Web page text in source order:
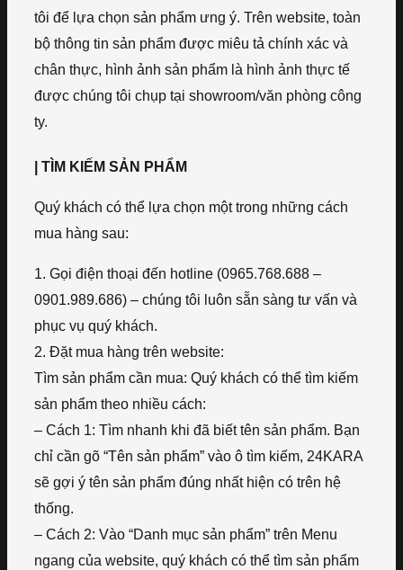
tôi để lựa chọn sản phẩm ưng ý. Trên website, toàn
bộ thông tin sản phẩm được miêu tả chính xác và
chân thực, hình ảnh sản phẩm là hình ảnh thực tế
được chúng tôi chụp tại showroom/văn phòng công
ty.
| TÌM KIẾM SẢN PHẨM
Quý khách có thể lựa chọn một trong những cách
mua hàng sau:
1. Gọi điện thoại đến hotline (0965.768.688 –
0901.989.686) – chúng tôi luôn sẵn sàng tư vấn và
phục vụ quý khách.
2. Đặt mua hàng trên website:
Tìm sản phẩm cần mua: Quý khách có thể tìm kiếm
sản phẩm theo nhiều cách:
– Cách 1: Tìm nhanh khi đã biết tên sản phẩm. Bạn
chỉ cần gõ “Tên sản phẩm” vào ô tìm kiếm, 24KARA
sẽ gợi ý tên sản phẩm đúng nhất hiện có trên hệ
thống.
– Cách 2: Vào “Danh mục sản phẩm” trên Menu
ngang của website, quý khách có thể tìm sản phẩm